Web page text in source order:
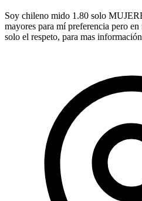
Soy chileno mido 1.80 solo
mayores para mí preferencia pero
solo el respeto, para mas